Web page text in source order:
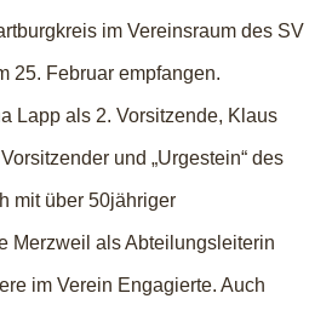
im Vereinsraum des SV
25. Februar empfangen.
Lapp als 2. Vorsitzende, Klaus
und „Urgestein“ des
mit über 50jähriger
Merzweil als Abteilungsleiterin
im Verein Engagierte. Auch